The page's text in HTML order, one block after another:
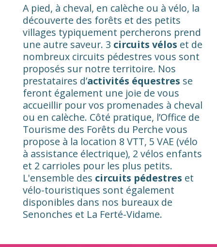
A pied, à cheval, en calèche ou à vélo, la
découverte des forêts et des petits
villages typiquement percherons prend
une autre saveur. 3 circuits vélos et de
nombreux circuits pédestres vous sont
proposés sur notre territoire. Nos
prestataires d’activités équestres se
feront également une joie de vous
accueillir pour vos promenades à cheval
ou en calèche. Côté pratique, l’Office de
Tourisme des Forêts du Perche vous
propose à la location 8 VTT, 5 VAE (vélo
à assistance électrique), 2 vélos enfants
et 2 carrioles pour les plus petits.
L'ensemble des circuits pédestres et
vélo-touristiques sont également
disponibles dans nos bureaux de
Senonches et La Ferté-Vidame.